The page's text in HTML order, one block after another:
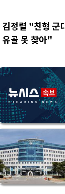
김정렬 "친형 군
유골 못 찾아"